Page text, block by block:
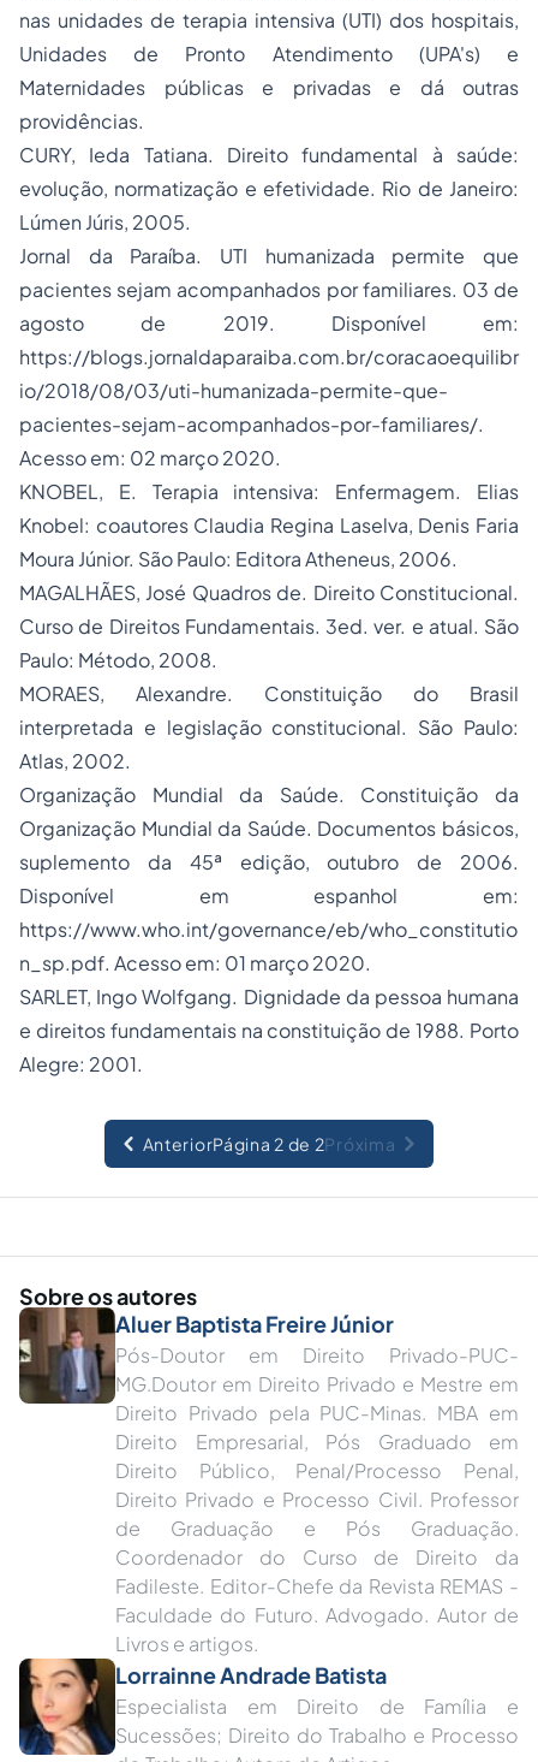
nas unidades de terapia intensiva (UTI) dos hospitais,
Unidades de Pronto Atendimento (UPA's) e
Maternidades públicas e privadas e dá outras
providências.
CURY, Ieda Tatiana. Direito fundamental à saúde:
evolução, normatização e efetividade. Rio de Janeiro:
Lúmen Júris, 2005.
Jornal da Paraíba. UTI humanizada permite que
pacientes sejam acompanhados por familiares. 03 de
agosto de 2019. Disponível em:
https://blogs.jornaldaparaiba.com.br/coracaoequilibr
io/2018/08/03/uti-humanizada-permite-que-
pacientes-sejam-acompanhados-por-familiares/.
Acesso em: 02 março 2020.
KNOBEL, E. Terapia intensiva: Enfermagem. Elias
Knobel: coautores Claudia Regina Laselva, Denis Faria
Moura Júnior. São Paulo: Editora Atheneus, 2006.
MAGALHÃES, José Quadros de. Direito Constitucional.
Curso de Direitos Fundamentais. 3ed. ver. e atual. São
Paulo: Método, 2008.
MORAES, Alexandre. Constituição do Brasil
interpretada e legislação constitucional. São Paulo:
Atlas, 2002.
Organização Mundial da Saúde. Constituição da
Organização Mundial da Saúde. Documentos básicos,
suplemento da 45ª edição, outubro de 2006.
Disponível em espanhol em:
https://www.who.int/governance/eb/who_constitutio
n_sp.pdf. Acesso em: 01 março 2020.
SARLET, Ingo Wolfgang. Dignidade da pessoa humana
e direitos fundamentais na constituição de 1988. Porto
Alegre: 2001.
AnteriorPágina 2 de 2Próxima
Sobre os autores
Aluer Baptista Freire Júnior
Pós-Doutor em Direito Privado-PUC-
MG.Doutor em Direito Privado e Mestre em
Direito Privado pela PUC-Minas. MBA em
Direito Empresarial, Pós Graduado em
Direito Público, Penal/Processo Penal,
Direito Privado e Processo Civil. Professor
de Graduação e Pós Graduação.
Coordenador do Curso de Direito da
Fadileste. Editor-Chefe da Revista REMAS -
Faculdade do Futuro. Advogado. Autor de
Livros e artigos.
Lorrainne Andrade Batista
Especialista em Direito de Família e
Sucessões; Direito do Trabalho e Processo